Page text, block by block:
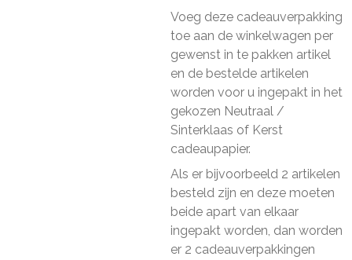
Voeg deze cadeauverpakking
toe aan de winkelwagen per
gewenst in te pakken artikel
en de bestelde artikelen
worden voor u ingepakt in het
gekozen Neutraal /
Sinterklaas of Kerst
cadeaupapier.
Als er bijvoorbeeld 2 artikelen
besteld zijn en deze moeten
beide apart van elkaar
ingepakt worden, dan worden
er 2 cadeauverpakkingen